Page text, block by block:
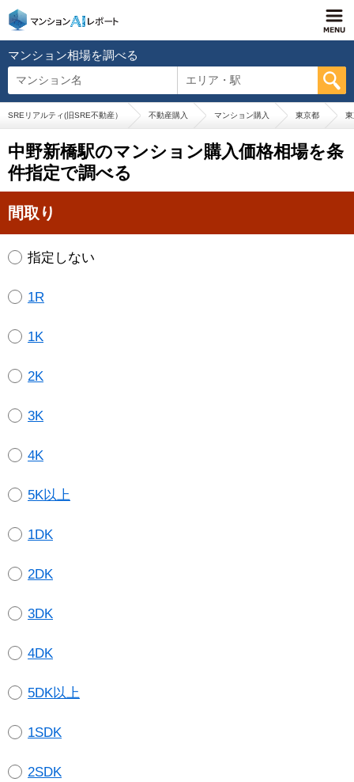
マンション相場を調べる
マンション名 エリア・駅
SREリアルティ(旧SRE不動産） 不動産購入 マンション購入 東京都
中野新橋駅のマンション購入価格相場を条
件指定で調べる
間取り
指定しない
1R
1K
2K
3K
4K
5K以上
1DK
2DK
3DK
4DK
5DK以上
1SDK
2SDK